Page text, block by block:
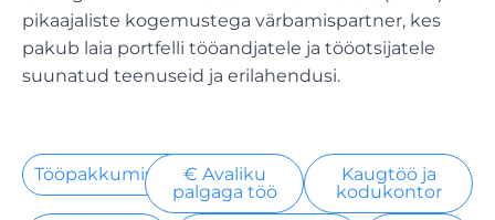
pikaajaliste kogemustega värbamispartner, kes
pakub laia portfelli tööandjatele ja tööotsijatele
suunatud teenuseid ja erilahendusi.
Tööpakkumised
€ Avaliku
palgaga töö
Kaugtöö ja
kodukontor